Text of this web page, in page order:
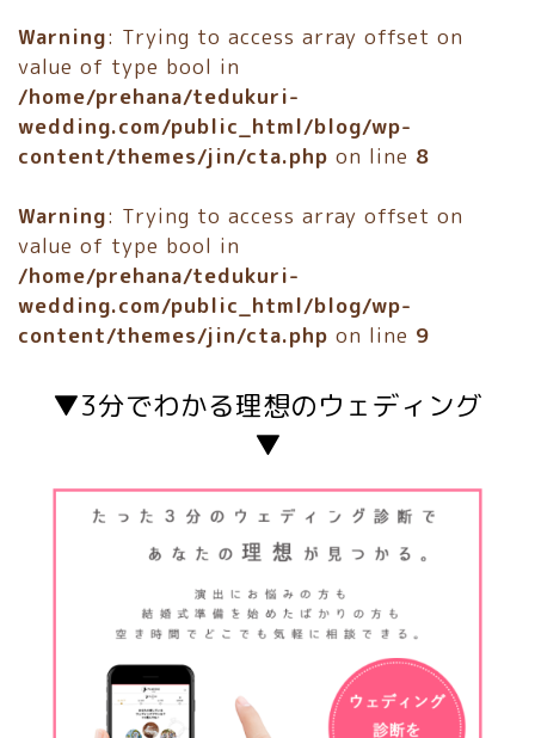
Warning: Trying to access array offset on
value of type bool in
/home/prehana/tedukuri-
wedding.com/public_html/blog/wp-
content/themes/jin/cta.php on line 8
Warning: Trying to access array offset on
value of type bool in
/home/prehana/tedukuri-
wedding.com/public_html/blog/wp-
content/themes/jin/cta.php on line 9
▼3分でわかる理想のウェディング
▼